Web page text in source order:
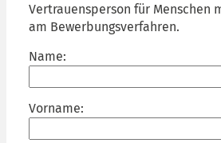
Vertrauensperson für Menschen
am Bewerbungsverfahren.
Name:
Vorname: